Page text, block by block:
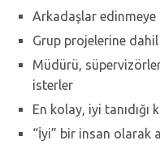
Arkadaşlar edinmeye
Grup projelerine
Müdürü,
isterler
En kolay, iyi tanıdığı
“İyi” bir insan olarak